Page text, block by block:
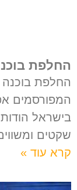
החלפת
החלפת בוכנה
המפורסמים
בישראל
שקטים
קרא עוד »